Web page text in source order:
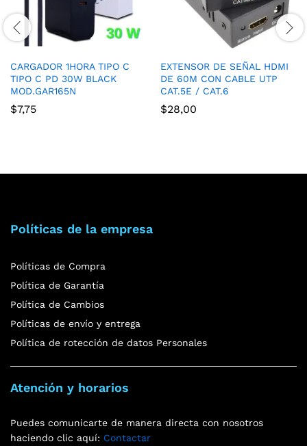
CARGADOR 1HORA TIPO C
TIPO C PD 30W BLACK
MOD.GAR165N
$7,75
EXTENSOR DE SEÑAL HDMI
DE 60M CON CABLE UTP
CAT.5E / CAT.6
$28,00
Políticas de la empresa
Políticas de Compra
Política de Garantía
Política de Cambios
Políticas de envío y entrega
Política de rotección de datos Personales
Atención y horarios
Puedes comunicarte de manera directa con nosotros
haciendo clic aquí: Contactar